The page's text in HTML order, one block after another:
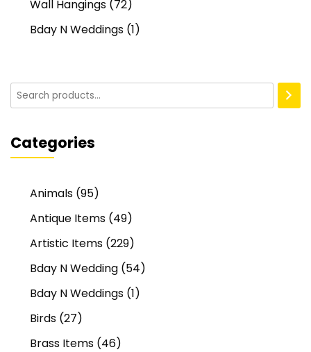
Wall Hangings (72)
Bday N Weddings (1)
Categories
Animals (95)
Antique Items (49)
Artistic Items (229)
Bday N Wedding (54)
Bday N Weddings (1)
Birds (27)
Brass Items (46)